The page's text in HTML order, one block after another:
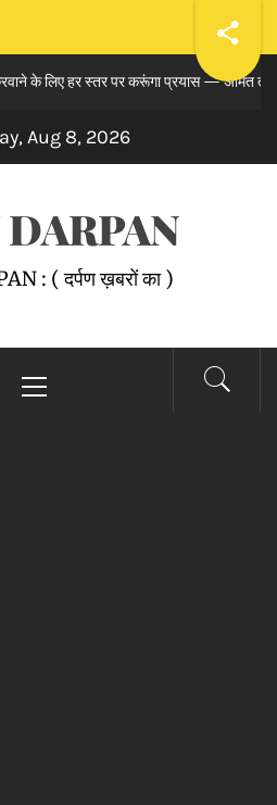
हर स्तर पर करूंगा प्रयास — अमित तनेजा
Aug 8, 2026
: ( दर्पण ख़बरों का )
Menu